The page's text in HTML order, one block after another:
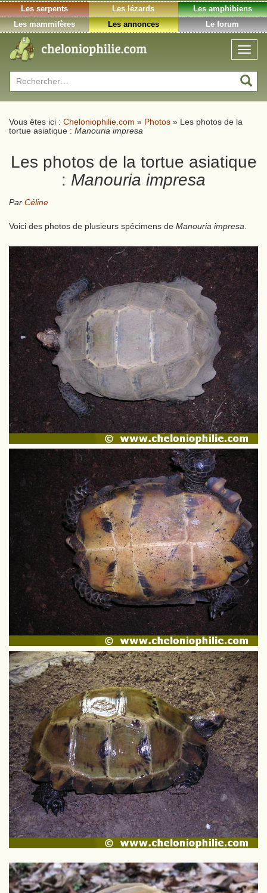
Les serpents Les lézards
Les amphibiens
Les mammifères
Les annonces Le forum
Rechercher :
Vous êtes ici : Cheloniophilie.com » Photos » Les photos de la
tortue asiatique : Manouria impresa
Les photos de la tortue asiatique
: Manouria impresa
Par Céline
Voici des photos de plusieurs spécimens de Manouria impresa